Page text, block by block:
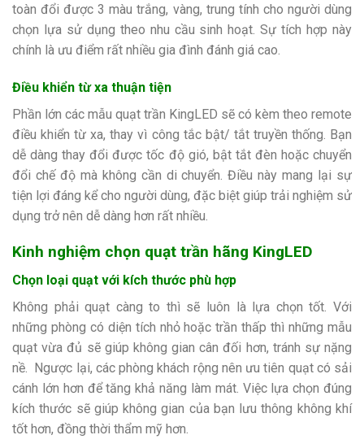
toàn đổi được 3 màu trắng, vàng, trung tính cho người dùng
chọn lựa sử dụng theo nhu cầu sinh hoạt. Sự tích hợp này
chính là ưu điểm rất nhiều gia đình đánh giá cao.
Điều khiển từ xa thuận tiện
Phần lớn các mẫu quạt trần KingLED sẽ có kèm theo remote
điều khiển từ xa, thay vì công tắc bật/ tắt truyền thống. Bạn
dễ dàng thay đổi được tốc độ gió, bật tắt đèn hoặc chuyển
đổi chế độ mà không cần di chuyển. Điều này mang lại sự
tiện lợi đáng kể cho người dùng, đặc biệt giúp trải nghiệm sử
dụng trở nên dễ dàng hơn rất nhiều.
Kinh nghiệm chọn quạt trần hãng KingLED
Chọn loại quạt với kích thước phù hợp
Không phải quạt càng to thì sẽ luôn là lựa chọn tốt. Với
những phòng có diện tích nhỏ hoặc trần thấp thì những mẫu
quạt vừa đủ sẽ giúp không gian cân đối hơn, tránh sự nặng
nề. Ngược lại, các phòng khách rộng nên ưu tiên quạt có sải
cánh lớn hơn để tăng khả năng làm mát. Việc lựa chọn đúng
kích thước sẽ giúp không gian của bạn lưu thông không khí
tốt hơn, đồng thời thẩm mỹ hơn.